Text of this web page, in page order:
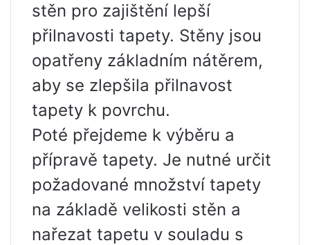
stěn pro zajištění lepší
přilnavosti tapety. Stěny jsou
opatřeny základním nátěrem,
aby se zlepšila přilnavost
tapety k povrchu.
Poté přejdeme k výběru a
přípravě tapety. Je nutné určit
požadované množství tapety
na základě velikosti stěn a
nařezat tapetu v souladu s